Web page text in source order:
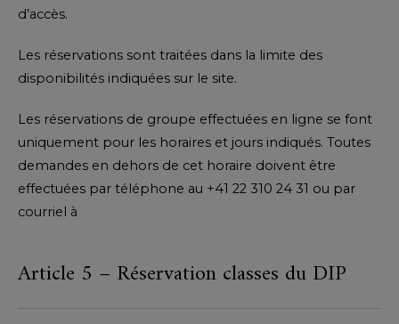
d’accès.
Les réservations sont traitées dans la limite des
disponibilités indiquées sur le site.
Les réservations de groupe effectuées en ligne se font
uniquement pour les horaires et jours indiqués. Toutes
demandes en dehors de cet horaire doivent être
effectuées par téléphone au +41 22 310 24 31 ou par
courriel à
Article 5 – Réservation classes du DIP